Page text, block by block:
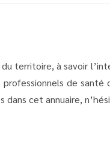
territoire, à savoir
de
cet annuaire,